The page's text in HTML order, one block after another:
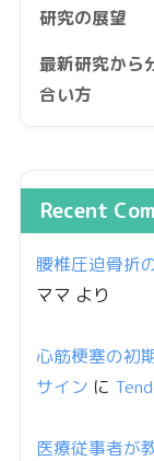
研究の展望
最新研究から
合い方
Recent
腰椎圧迫骨折
ママ より
心筋梗塞の初
サイン に
医療従事者が